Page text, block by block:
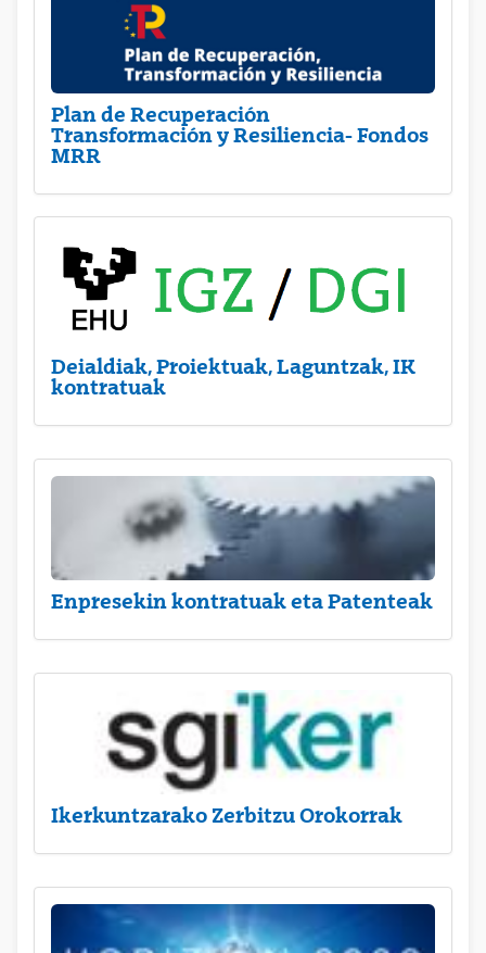
Plan de Recuperación
Transformación y Resiliencia- Fondos
MRR
Deialdiak, Proiektuak, Laguntzak, IK
kontratuak
Enpresekin kontratuak eta Patenteak
Ikerkuntzarako Zerbitzu Orokorrak